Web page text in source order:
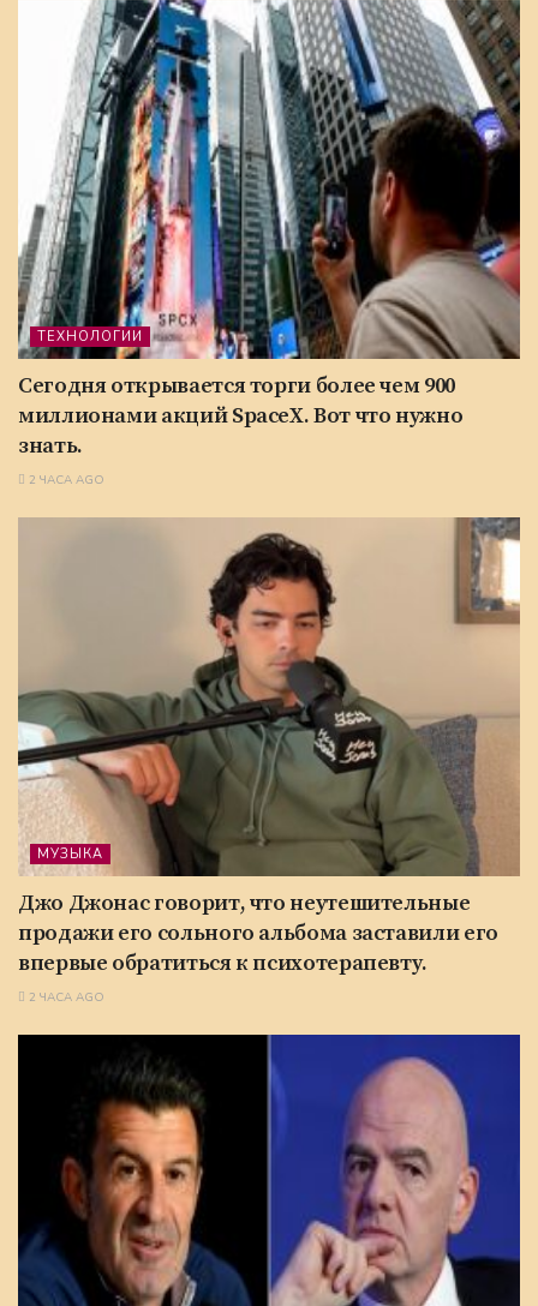
ТЕХНОЛОГИИ
Сегодня открывается торги более чем 900
миллионами акций SpaceX. Вот что нужно
знать.
2 ЧАСА AGO
МУЗЫКА
Джо Джонас говорит, что неутешительные
продажи его сольного альбома заставили его
впервые обратиться к психотерапевту.
2 ЧАСА AGO